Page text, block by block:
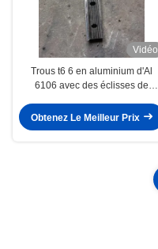
Vidéo
Trous t6 6 en aluminium d'Al
6106 avec des éclisses de
millimètres
Obtenez Le Meilleur Prix